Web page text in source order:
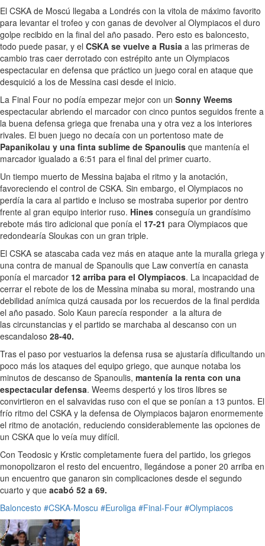
El CSKA de Moscú llegaba a Londrés con la vitola de máximo favorito
para levantar el trofeo y con ganas de devolver al Olympiacos el duro
golpe recibido en la final del año pasado. Pero esto es baloncesto,
todo puede pasar, y el CSKA se vuelve a Rusia a las primeras de
cambio tras caer derrotado con estrépito ante un Olympiacos
espectacular en defensa que práctico un juego coral en ataque que
desquició a los de Messina casi desde el inicio.
La Final Four no podía empezar mejor con un Sonny Weems
espectacular abriendo el marcador con cinco puntos seguidos frente a
la buena defensa griega que frenaba una y otra vez a los interiores
rivales. El buen juego no decaía con un portentoso mate de
Papanikolau y una finta sublime de Spanoulis que mantenía el
marcador igualado a 6:51 para el final del primer cuarto.
Un tiempo muerto de Messina bajaba el ritmo y la anotación,
favoreciendo el control de CSKA. Sin embargo, el Olympiacos no
perdía la cara al partido e incluso se mostraba superior por dentro
frente al gran equipo interior ruso. Hines conseguía un grandísimo
rebote más tiro adicional que ponía el 17-21 para Olympiacos que
redondearía Sloukas con un gran triple.
El CSKA se atascaba cada vez más en ataque ante la muralla griega y
una contra de manual de Spanoulis que Law convertía en canasta
ponía el marcador 12 arriba para el Olympiacos. La incapacidad de
cerrar el rebote de los de Messina minaba su moral, mostrando una
debilidad anímica quizá causada por los recuerdos de la final perdida
el año pasado. Solo Kaun parecía responder a la altura de
las circunstancias y el partido se marchaba al descanso con un
escandaloso 28-40.
Tras el paso por vestuarios la defensa rusa se ajustaría dificultando un
poco más los ataques del equipo griego, que aunque notaba los
minutos de descanso de Spanoulis, mantenía la renta con una
espectacular defensa. Weems despertó y los tiros libres se
convirtieron en el salvavidas ruso con el que se ponían a 13 puntos. El
frío ritmo del CSKA y la defensa de Olympiacos bajaron enormemente
el ritmo de anotación, reduciendo considerablemente las opciones de
un CSKA que lo veía muy difícil.
Con Teodosic y Krstic completamente fuera del partido, los griegos
monopolizaron el resto del encuentro, llegándose a poner 20 arriba en
un encuentro que ganaron sin complicaciones desde el segundo
cuarto y que acabó 52 a 69.
Baloncesto #CSKA-Moscu #Euroliga #Final-Four #Olympiacos